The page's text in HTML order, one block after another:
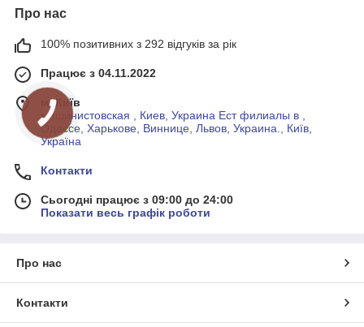
Про нас
100% позитивних з 292 відгуків за рік
Працює з 04.11.2022
м. Київ
машинистовская , Киев, Украина Ест филиалы в ,
Одессе, Харькове, Виннице, Львов, Украина., Київ,
Україна
Контакти
Сьогодні працює з 09:00 до 24:00
Показати весь графік роботи
Про нас
Контакти